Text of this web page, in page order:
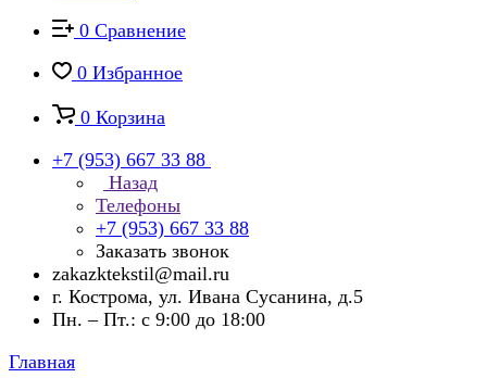
0 Сравнение
0 Избранное
0 Корзина
+7 (953) 667 33 88
Назад
Телефоны
+7 (953) 667 33 88
Заказать звонок
zakazktekstil@mail.ru
г. Кострома, ул. Ивана Сусанина, д.5
Пн. – Пт.: с 9:00 до 18:00
Главная